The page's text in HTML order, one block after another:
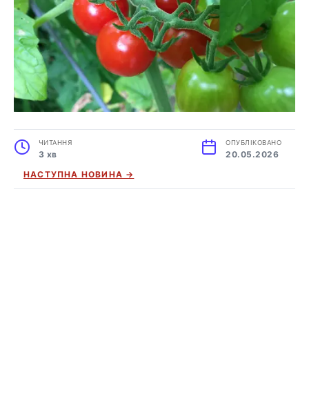
ЧИТАННЯ
3 хв
ОПУБЛІКОВАНО
20.05.2026
НАСТУПНА НОВИНА →